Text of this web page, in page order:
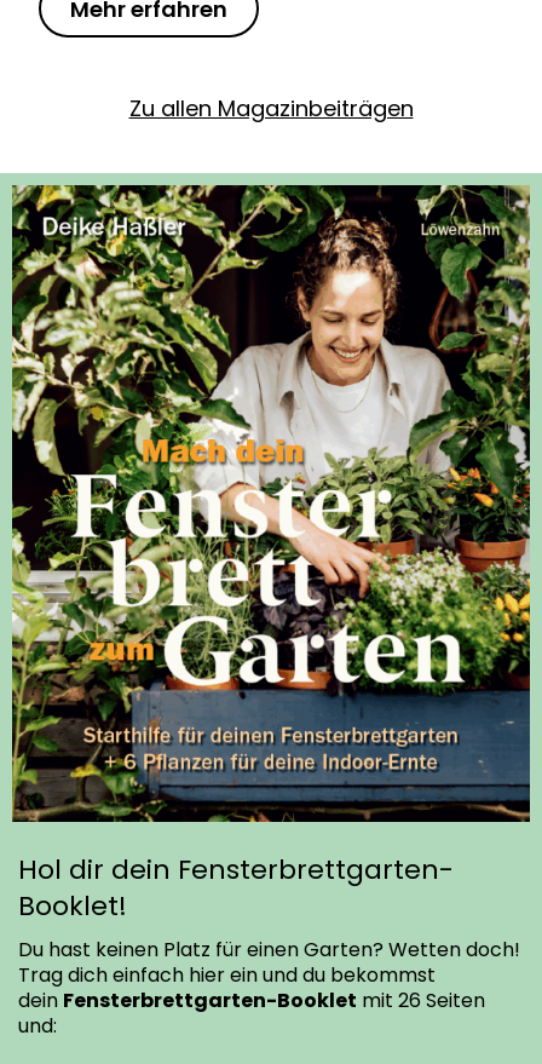
Mehr erfahren
Zu allen Magazinbeiträgen
Hol dir dein Fensterbrettgarten-
Booklet!
Du hast keinen Platz für einen Garten? Wetten doch!
Trag dich einfach hier ein und du bekommst
dein Fensterbrettgarten-Booklet mit 26 Seiten
und: